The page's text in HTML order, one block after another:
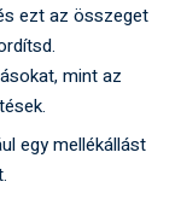
ezt az összeget
mint az
egy mellékállást